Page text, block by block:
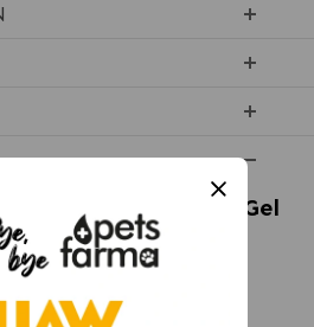
Pharmadiet Aloevet Gel
y Gatos